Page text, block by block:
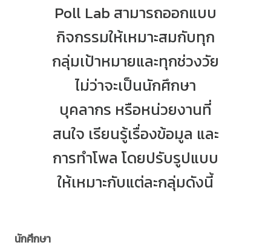
Poll Lab สามารถออกแบบ
กิจกรรมให้เหมาะสมกับทุก
กลุ่มเป้าหมายและทุกช่วงวัย
ไม่ว่าจะเป็นนักศึกษา
บุคลากร หรือหน่วยงานที่
สนใจ เรียนรู้เรื่องข้อมูล และ
การทำโพล โดยปรับรูปแบบ
ให้เหมาะกับแต่ละกลุ่มดังนี้
นักศึกษา